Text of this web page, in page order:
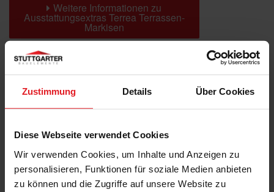
Zustimmung Details Über Cookies
Diese Webseite verwendet Cookies
Wir verwenden Cookies, um Inhalte und Anzeigen zu
personalisieren, Funktionen für soziale Medien anbieten
zu können und die Zugriffe auf unsere Website zu
Weitere Informationen zu
Ausstattungsextras Terrea Terrassen-
Markisen
Farben & Stoffe
Weitere Informationen
Das könnte Sie auch interessieren